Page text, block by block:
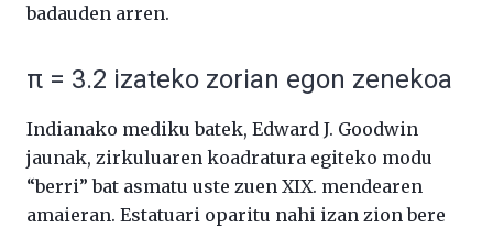
badauden arren.
π = 3.2 izateko zorian egon zenekoa
Indianako mediku batek, Edward J. Goodwin
jaunak, zirkuluaren koadratura egiteko modu
“berri” bat asmatu uste zuen XIX. mendearen
amaieran. Estatuari oparitu nahi izan zion bere